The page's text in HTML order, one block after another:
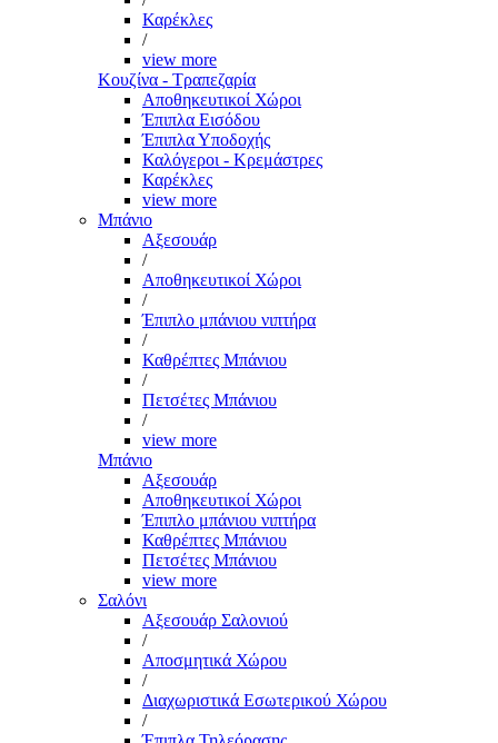
Καρέκλες
/
view more
Κουζίνα - Τραπεζαρία
Αποθηκευτικοί Χώροι
Έπιπλα Εισόδου
Έπιπλα Υποδοχής
Καλόγεροι - Κρεμάστρες
Καρέκλες
view more
Μπάνιο
Αξεσουάρ
/
Αποθηκευτικοί Χώροι
/
Έπιπλο μπάνιου νιπτήρα
/
Καθρέπτες Μπάνιου
/
Πετσέτες Μπάνιου
/
view more
Μπάνιο
Αξεσουάρ
Αποθηκευτικοί Χώροι
Έπιπλο μπάνιου νιπτήρα
Καθρέπτες Μπάνιου
Πετσέτες Μπάνιου
view more
Σαλόνι
Αξεσουάρ Σαλονιού
/
Αποσμητικά Χώρου
/
Διαχωριστικά Εσωτερικού Χώρου
/